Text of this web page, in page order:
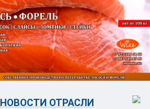
НОВОСТИ ОТРАСЛИ